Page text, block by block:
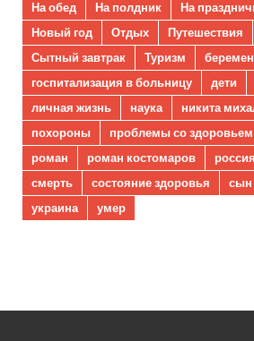
На обед
На полдник На
Новый год
Отдых Путешествия
Сытный завтрак
Туризм
госпитализация в больницу
дети
личная жизнь
наука никита
похороны
проблемы со здоровьем
роман
роман костомаров россия
смерть
состояние здоровья сын
украина
умер